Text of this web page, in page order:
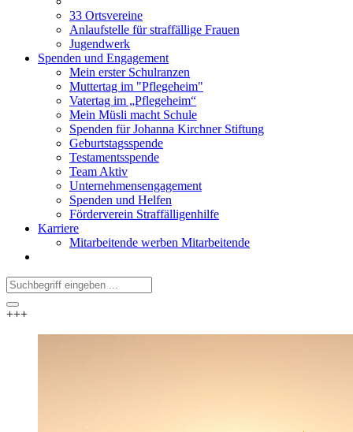
33 Ortsvereine
Anlaufstelle für straffällige Frauen
Jugendwerk
Spenden und Engagement
Mein erster Schulranzen
Muttertag im "Pflegeheim"
Vatertag im „Pflegeheim“
Mein Müsli macht Schule
Spenden für Johanna Kirchner Stiftung
Geburtstagsspende
Testamentsspende
Team Aktiv
Unternehmensengagement
Spenden und Helfen
Förderverein Straffälligenhilfe
Karriere
Mitarbeitende werben Mitarbeitende
+++